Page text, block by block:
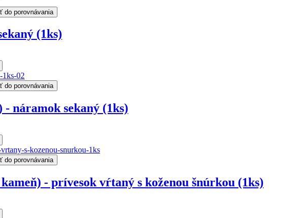
do porovnávania
(1ks)
do porovnávania
náramok sekaný (1ks)
do porovnávania
- prívesok vŕtaný s koženou šnúrkou (1ks)